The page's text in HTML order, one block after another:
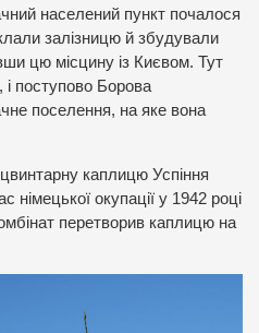
населений пункт почалося
залізницю й збудували
цю місцину із Києвом. Тут
і поступово Борова
поселення, на яке вона
каплицю Успіння
німецької окупації у 1942 році
перетворив каплицю на